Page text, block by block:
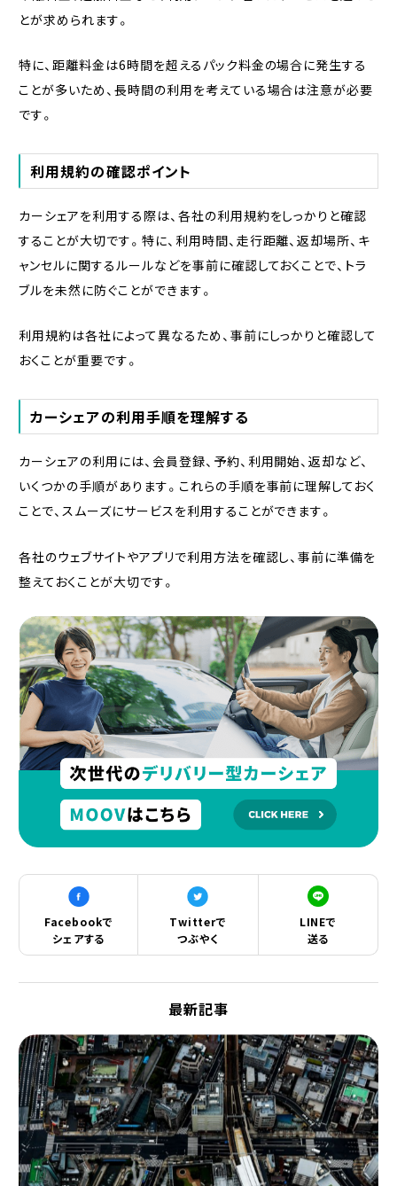
とが求められます。
特に、距離料金は6時間を超えるパック料金の場合に発生する
ことが多いため、長時間の利用を考えている場合は注意が必要
です。
利用規約の確認ポイント
カーシェアを利用する際は、各社の利用規約をしっかりと確認
することが大切です。特に、利用時間、走行距離、返却場所、キ
ャンセルに関するルールなどを事前に確認しておくことで、トラ
ブルを未然に防ぐことができます。
利用規約は各社によって異なるため、事前にしっかりと確認して
おくことが重要です。
カーシェアの利用手順を理解する
カーシェアの利用には、会員登録、予約、利用開始、返却など、
いくつかの手順があります。これらの手順を事前に理解しておく
ことで、スムーズにサービスを利用することができます。
各社のウェブサイトやアプリで利用方法を確認し、事前に準備を
整えておくことが大切です。
Facebookで
シェアする
Twitterで
つぶやく
LINEで
送る
最新記事